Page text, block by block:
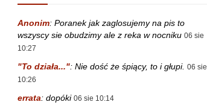
Anonim: Poranek jak zaglosujemy na pis to
wszyscy sie obudzimy ale z reka w nocniku 06 sie
10:27
"To działa...": Nie dość że śpiący, to i głupi. 06 sie
10:26
errata: dopóki 06 sie 10:14